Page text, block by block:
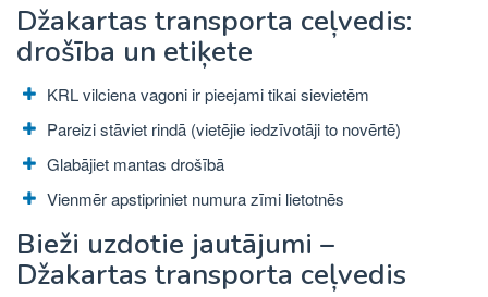
Džakartas transporta ceļvedis:
drošība un etiķete
KRL vilciena vagoni ir pieejami tikai sievietēm
Pareizi stāviet rindā (vietējie iedzīvotāji to novērtē)
Glabājiet mantas drošībā
Vienmēr apstipriniet numura zīmi lietotnēs
Bieži uzdotie jautājumi –
Džakartas transporta ceļvedis